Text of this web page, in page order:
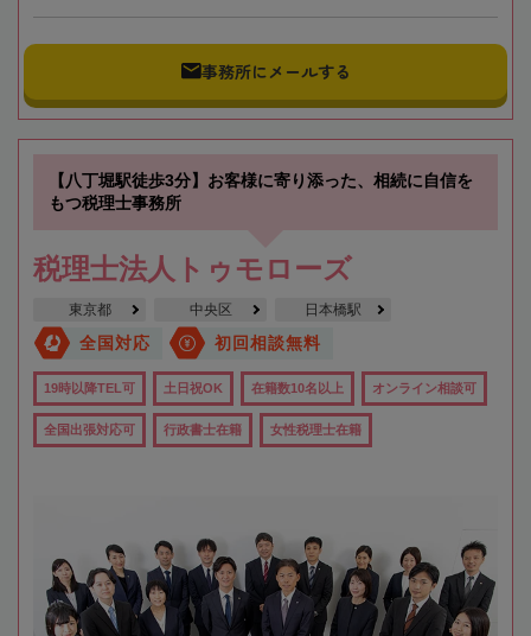
事務所にメールする
【八丁堀駅徒歩3分】お客様に寄り添った、相続に自信を
もつ税理士事務所
税理士法人トゥモローズ
東京都 中央区 日本橋駅
全国対応 初回相談無料
19時以降TEL可 土日祝OK 在籍数10名以上 オンライン相談可
全国出張対応可 行政書士在籍 女性税理士在籍